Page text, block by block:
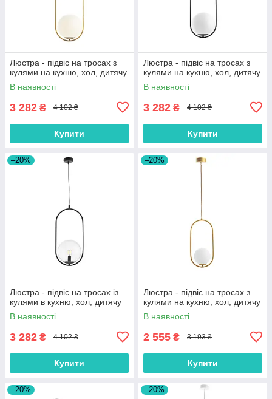
Люстра - підвіс на тросах з
кулями на кухню, хол, дитячу
В наявності
3 282 ₴ 4 102 ₴
Купити
Люстра - підвіс на тросах з
кулями на кухню, хол, дитячу
В наявності
3 282 ₴ 4 102 ₴
Купити
–20%
Люстра - підвіс на тросах із
кулями в кухню, хол, дитячу
В наявності
3 282 ₴ 4 102 ₴
Купити
–20%
Люстра - підвіс на тросах з
кулями на кухню, хол, дитячу
В наявності
2 555 ₴ 3 193 ₴
Купити
–20% –20%